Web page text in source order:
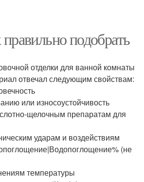
подобрать
отделки для ванной комнаты
отвечал следующим свойствам:
или износоустойчивость
щелочным препаратам для
ударам и воздействиям
(не
температуры